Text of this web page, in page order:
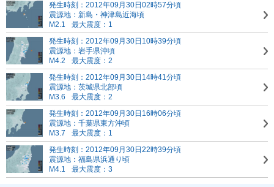
発生時刻：2012年09月30日02時57分頃
震源地：新島・神津島近海頃
M2.1
最大震度：1
発生時刻：2012年09月30日10時39分頃
震源地：岩手県沖頃
M4.2
最大震度：2
発生時刻：2012年09月30日14時41分頃
震源地：茨城県北部頃
M3.6
最大震度：2
発生時刻：2012年09月30日16時06分頃
震源地：千葉県東方沖頃
M3.7
最大震度：1
発生時刻：2012年09月30日22時39分頃
震源地：福島県浜通り頃
M4.1
最大震度：3